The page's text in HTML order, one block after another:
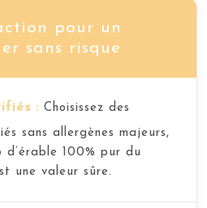
pour un
sans risque
: Choisissez des
sans allergènes majeurs,
d’érable 100% pur du
une valeur sûre.